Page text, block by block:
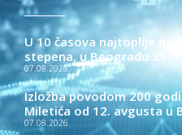
U 10 časova najtoplije na
stepena, u Beogradu 31
07.08.2026.
Izložba povodom 200
Miletića od 12. avgusta u
07.08.2026.